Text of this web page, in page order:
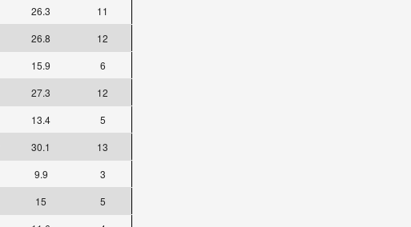
26.3
11
26.8
12
15.9
6
27.3
12
13.4
5
30.1
13
9.9
3
15
5